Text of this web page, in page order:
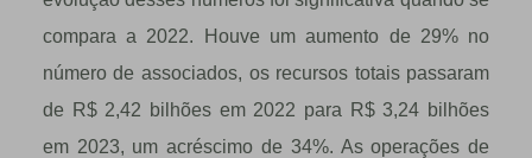
compara a 2022. Houve um aumento de 29% no
número de associados, os recursos totais passaram
de R$ 2,42 bilhões em 2022 para R$ 3,24 bilhões
em 2023, um acréscimo de 34%. As operações de